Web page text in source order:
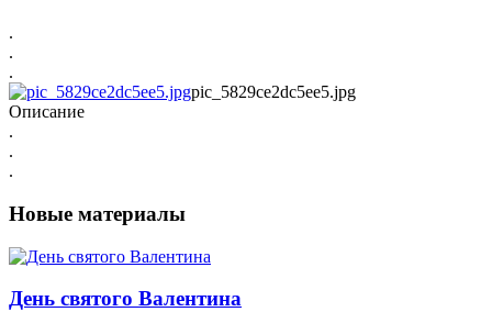
.
.
.
pic_5829ce2dc5ee5.jpg
Описание
.
.
.
Новые материалы
День святого Валентина